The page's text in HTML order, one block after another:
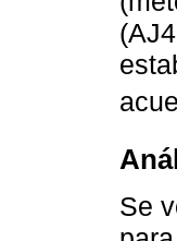
Se